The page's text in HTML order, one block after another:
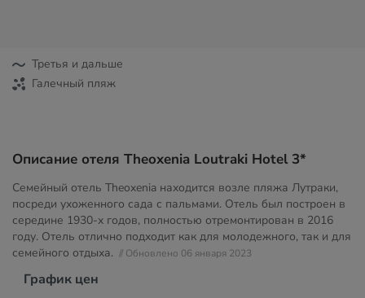
Третья и дальше
Галечный пляж
Описание отеля Theoxenia Loutraki Hotel 3*
Семейный отель Theoxenia находится возле пляжа Лутраки,
посреди ухоженного сада с пальмами. Отель был построен в
середине 1930-х годов, полностью отремонтирован в 2016
году. Отель отлично подходит как для молодежного, так и для
семейного отдыха. // Обновлено 06 января 2023
График цен